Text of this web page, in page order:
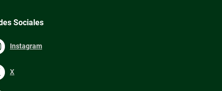
Sociales
Instagram
X